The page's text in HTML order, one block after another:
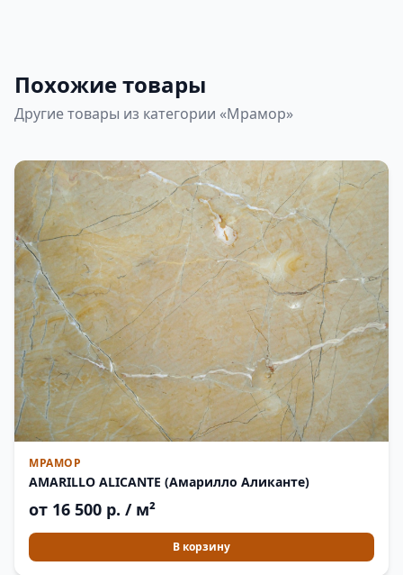
Похожие товары
Другие товары из категории «Мрамор»
МРАМОР
AMARILLO ALICANTE (Амарилло Аликанте)
от 16 500 р. / м²
В корзину